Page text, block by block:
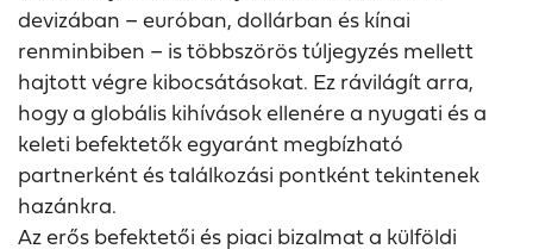
devizában – euróban, dollárban és kínai
renminbiben – is többszörös túljegyzés mellett
hajtott végre kibocsátásokat. Ez rávilágít arra,
hogy a globális kihívások ellenére a nyugati és a
keleti befektetők egyaránt megbízható
partnerként és találkozási pontként tekintenek
hazánkra.
Az erős befektetői és piaci bizalmat a külföldi